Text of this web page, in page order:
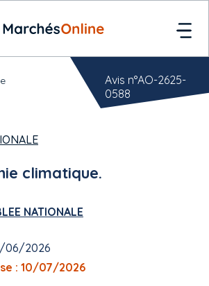
climatique.
NATIONALE
06/2026
: 10/07/2026
Avis n°AO-2625-
0588